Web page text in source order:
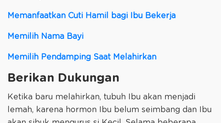
Memanfaatkan Cuti Hamil bagi Ibu Bekerja
Memilih Nama Bayi
Memilih Pendamping Saat Melahirkan
Berikan Dukungan
Ketika baru melahirkan, tubuh Ibu akan menjadi
lemah, karena hormon Ibu belum seimbang dan Ibu